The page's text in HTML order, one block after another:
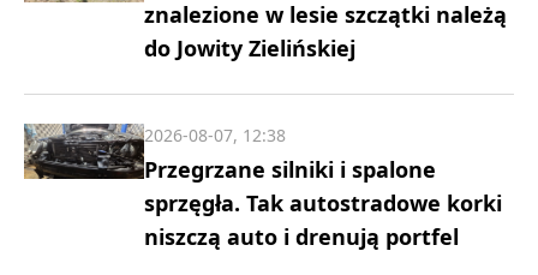
znalezione w lesie szczątki należą
do Jowity Zielińskiej
Przegrzane silniki i spalone
sprzęgła. Tak autostradowe korki
niszczą auto i drenują portfel
2026-08-07, 12:38